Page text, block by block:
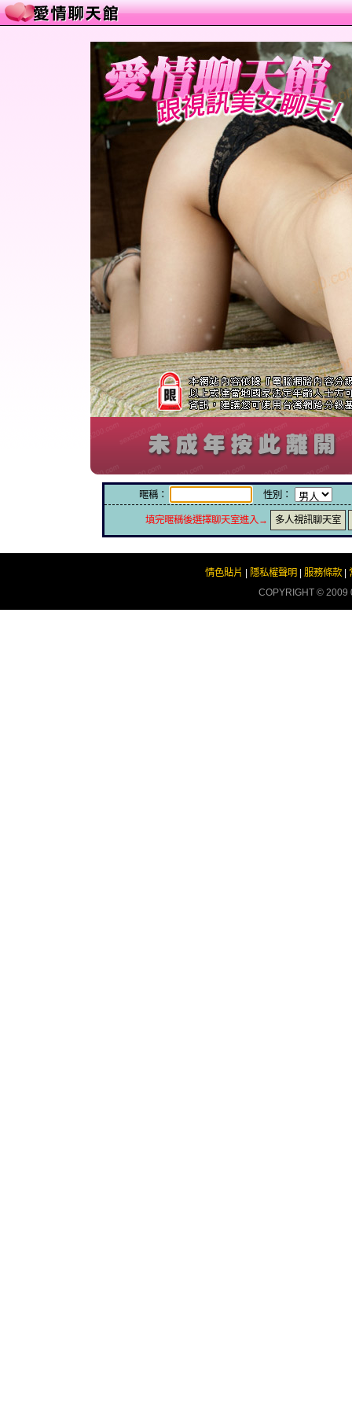
暱稱： 性別：
填完暱稱後選擇聊天室進入→ 多人視訊聊天室
情色貼片 隱私權聲明 服務條款|
COPYRIGHT © 2009